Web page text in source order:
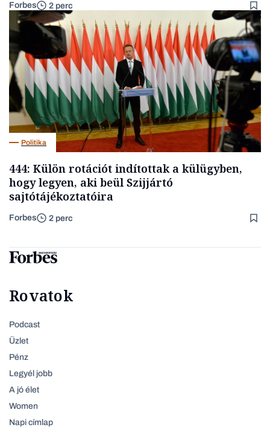
Forbes 2 perc
Politika
444: Külön rotációt indítottak a külügyben,
hogy legyen, aki beül Szijjártó
sajtótájékoztatóira
Forbes 2 perc
Rovatok
Podcast
Üzlet
Pénz
Legyél jobb
A jó élet
Women
Napi címlap